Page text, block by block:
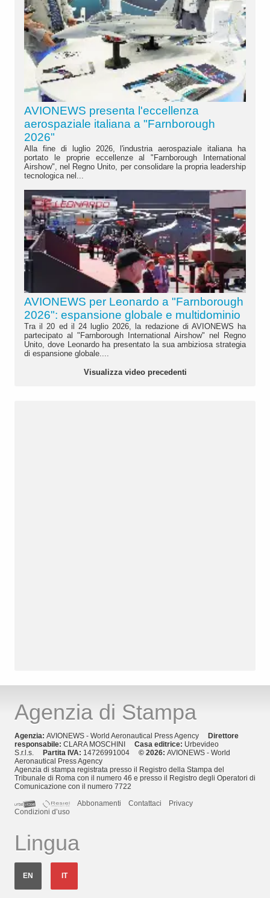
AVIONEWS presenta l'eccellenza
aerospaziale italiana a "Farnborough
2026"
Alla fine di luglio 2026, l'industria aerospaziale italiana ha
portato le proprie eccellenze al "Farnborough International
Airshow", nel Regno Unito, per consolidare la propria leadership
tecnologica nel...
AVIONEWS per Leonardo a "Farnborough
2026": espansione globale e multidominio
Tra il 20 ed il 24 luglio 2026, la redazione di AVIONEWS ha
partecipato al "Farnborough International Airshow" nel Regno
Unito, dove Leonardo ha presentato la sua ambiziosa strategia
di espansione globale....
Visualizza video precedenti
Agenzia di Stampa
Agenzia: AVIONEWS - World Aeronautical Press Agency
Direttore
responsabile: CLARA MOSCHINI Casa editrice: Urbevideo
S.r.l.s.
Partita IVA: 14726991004 © 2026: AVIONEWS - World
Aeronautical Press Agency
Agenzia di stampa registrata presso il Registro della Stampa del
Tribunale di Roma con il numero 46 e presso il Registro degli Operatori di
Comunicazione con il numero 7722
Abbonamenti
Contattaci
Privacy
Condizioni d’uso
Lingua
EN IT